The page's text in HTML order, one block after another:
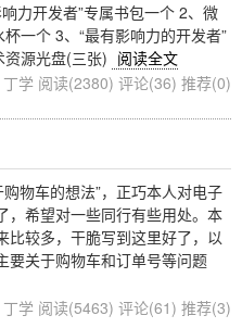
力开发者”专属书包一个 2、微
一个 3、“最有影响力的开发者”
源光盘(三张) 阅读全文
学 阅读(2380) 评论(36) 推荐(0)
物车的想法”，正巧本人对电子
，希望对一些同行有些用处。本
比较多，干脆写到这里好了，以
要关于购物车和订单号等问题
学 阅读(5463) 评论(61) 推荐(3)